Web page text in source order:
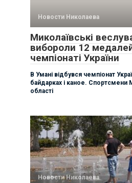
Новости Николаева
Миколаївські
вибороли 12
чемпіонаті України
В Умані відбувся чемпіонат
байдарках і каное. Спортсмени
області
Новости Николаева